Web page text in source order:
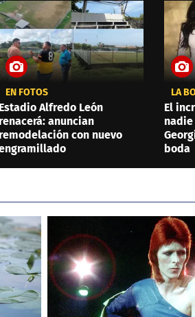
EN FOTOS
Estadio Alfredo León
renacerá: anuncian
remodelación con nuevo
LA
El
nadie
boda